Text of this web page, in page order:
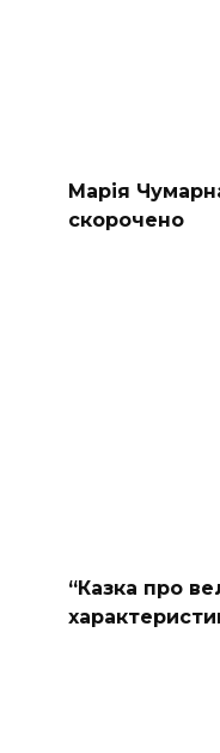
Марія
скорочено
“Казка про